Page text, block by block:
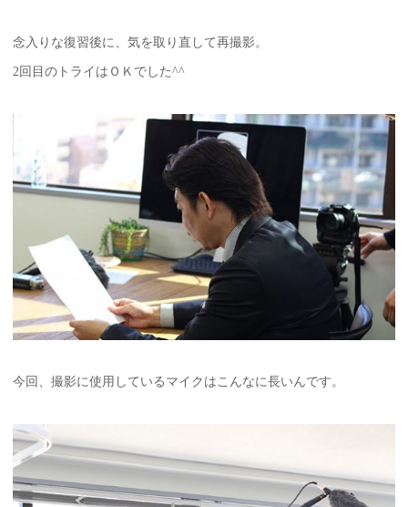
念入りな復習後に、気を取り直して再撮影。
2回目のトライはＯＫでした^^
今回、撮影に使用しているマイクはこんなに長いんです。